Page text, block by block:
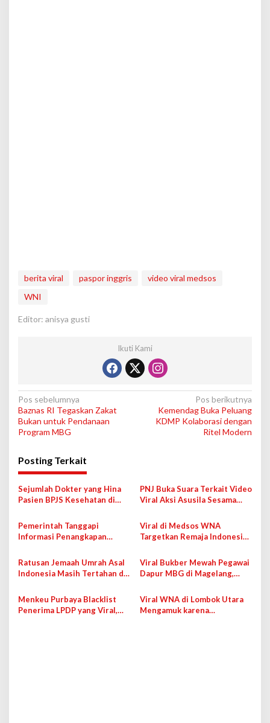
berita viral paspor inggris
video viral medsos
WNI
Editor: anisya gusti
Ikuti Kami
N
a
v
i
g
a
s
i
p
o
s
Pos sebelumnya
Baznas RI Tegaskan Zakat
Bukan untuk Pendanaan
Program MBG
Pos berikutnya
Kemendag Buka Peluang
KDMP Kolaborasi dengan
Ritel Modern
Posting Terkait
Sejumlah Dokter yang Hina
Pasien BPJS Kesehatan di
PNJ Buka Suara Terkait Video
Viral Aksi Asusila Sesama
Pemerintah Tanggapi
Informasi Penangkapan
Israel
Viral di Medsos WNA
Targetkan Remaja Indonesia
Usut Kasus
Ratusan Jemaah Umrah Asal
Indonesia Masih Tertahan di
Viral Bukber Mewah Pegawai
Dapur MBG di Magelang,
Menkeu Purbaya Blacklist
Penerima LPDP yang Viral,
Viral WNA di Lombok Utara
Mengamuk karena